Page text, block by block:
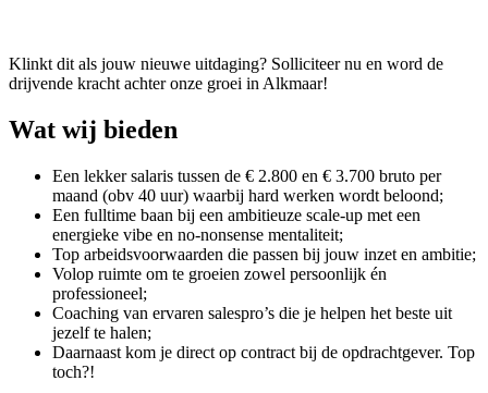
Klinkt dit als jouw nieuwe uitdaging? Solliciteer nu en word de
drijvende kracht achter onze groei in Alkmaar!
Wat wij bieden
Een lekker salaris tussen de € 2.800 en € 3.700 bruto per
maand (obv 40 uur) waarbij hard werken wordt beloond;
Een fulltime baan bij een ambitieuze scale-up met een
energieke vibe en no-nonsense mentaliteit;
Top arbeidsvoorwaarden die passen bij jouw inzet en ambitie;
Volop ruimte om te groeien zowel persoonlijk én
professioneel;
Coaching van ervaren salespro’s die je helpen het beste uit
jezelf te halen;
Daarnaast kom je direct op contract bij de opdrachtgever. Top
toch?!